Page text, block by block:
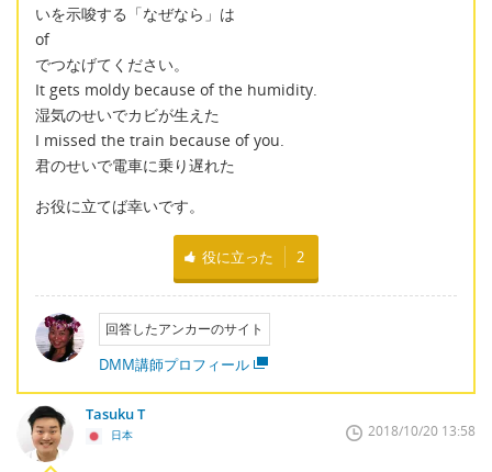
いを示唆する「なぜなら」は
of
でつなげてください。
It gets moldy because of the humidity.
湿気のせいでカビが生えた
I missed the train because of you.
君のせいで電車に乗り遅れた
お役に立てば幸いです。
役に立った 2
回答したアンカーのサイト
DMM講師プロフィール
Tasuku T
日本 2018/10/20 13:58